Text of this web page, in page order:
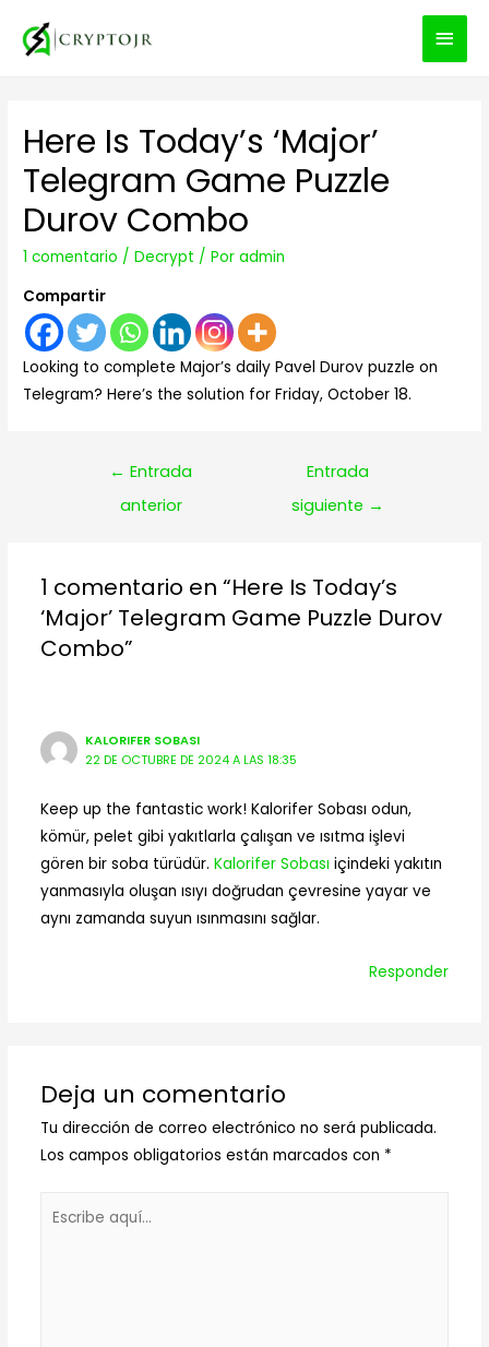
Here Is Today’s ‘Major’
Telegram Game Puzzle
Durov Combo
1 comentario /Decrypt / Poradmin
Compartir
Looking to complete Major’s daily Pavel Durov puzzle on
Telegram? Here’s the solution for Friday, October 18.
Navegación
← Entrada
anterior
Entrada
siguiente →
1 comentario en “Here Is Today’s
‘Major’ Telegram Game Puzzle Durov
Combo”
KALORIFER SOBASI
22 DE OCTUBRE DE 2024 A LAS 18:35
Keep up the fantastic work! Kalorifer Sobası odun,
kömür, pelet gibi yakıtlarla çalışan ve ısıtma işlevi
gören bir soba türüdür. Kalorifer Sobası içindeki yakıtın
yanmasıyla oluşan ısıyı doğrudan çevresine yayar ve
aynı zamanda suyun ısınmasını sağlar.
Responder
Deja un comentario
Tu dirección de correo electrónico no será publicada.
Los campos obligatorios están marcados con *